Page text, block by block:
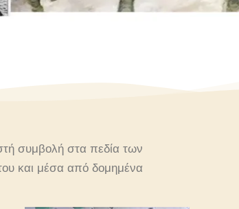
συμβολή στα πεδία των
και μέσα από δομημένα